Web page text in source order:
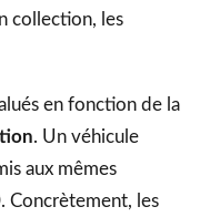
collection, les
en fonction de la
. Un véhicule
aux mêmes
Concrètement, les